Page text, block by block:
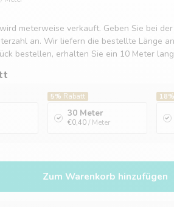
meterweise verkauft. Geben Sie bei
an. Wir liefern die bestellte Länge
bestellen, erhalten Sie ein 10 Meter
5% Rabatt
30 Meter
€0,40 / Meter
18%
Zum Warenkorb hinzufügen